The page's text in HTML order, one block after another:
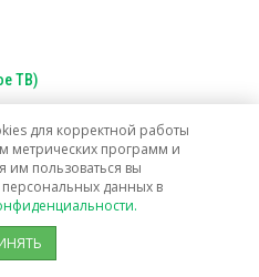
ТВ)
ТВ)
для корректной работы
метрических программ и
им пользоваться вы
данных в